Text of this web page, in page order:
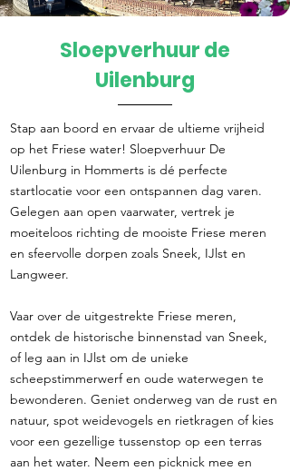
Direct reserveren
Sloepverhuur de
Uilenburg
Stap aan boord en ervaar de ultieme vrijheid
op het Friese water! Sloepverhuur De
Uilenburg in Hommerts is dé perfecte
startlocatie voor een ontspannen dag varen.
Gelegen aan open vaarwater, vertrek je
moeiteloos richting de mooiste Friese meren
en sfeervolle dorpen zoals Sneek, IJlst en
Langweer.
Vaar over de uitgestrekte Friese meren,
ontdek de historische binnenstad van Sneek,
of leg aan in IJlst om de unieke
scheepstimmerwerf en oude waterwegen te
bewonderen. Geniet onderweg van de rust en
natuur, spot weidevogels en rietkragen of kies
voor een gezellige tussenstop op een terras
aan het water. Neem een picknick mee en